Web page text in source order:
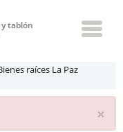
tablón
raíces La Paz
×